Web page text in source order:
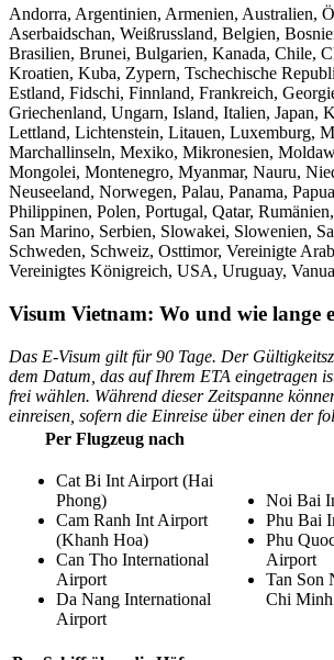
Andorra, Argentinien, Armenien, Australien,
Aserbaidschan, Weißrussland, Belgien,
Brasilien, Brunei, Bulgarien, Kanada, Chile,
Kroatien, Kuba, Zypern, Tschechische
Estland, Fidschi, Finnland, Frankreich,
Griechenland, Ungarn, Island, Italien, Japan,
Lettland, Lichtenstein, Litauen, Luxemburg,
Marchallinseln, Mexiko, Mikronesien,
Mongolei, Montenegro, Myanmar, Nauru,
Neuseeland, Norwegen, Palau, Panama,
Philippinen, Polen, Portugal, Qatar,
San Marino, Serbien, Slowakei, Slowenien,
Schweden, Schweiz, Osttimor, Vereinigte
Vereinigtes Königreich, USA, Uruguay,
Visum Vietnam: Wo und wie lange
Das E-Visum gilt für 90 Tage. Der
dem Datum, das auf Ihrem ETA eingetragen
frei wählen. Während dieser Zeitspanne
einreisen, sofern die Einreise über einen der
Per Flugzeug nach
Cat Bi Int Airport (Hai
Phong)
Cam Ranh Int Airport
(Khanh Hoa)
Can Tho International
Airport
Da Nang International
Airport
Noi Bai
Phu Bai
Phu
Airport
Tan Son
Chi Minh